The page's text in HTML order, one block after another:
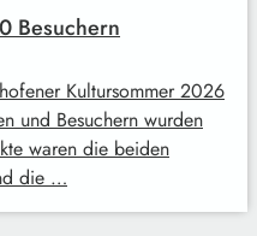
Besuchern
Kultursommer 2026
und Besuchern wurden
waren die beiden
die …